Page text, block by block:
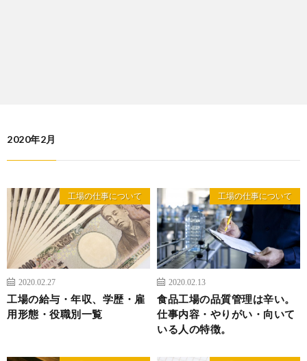
2020年2月
工場の仕事について
2020.02.27
工場の給与・年収、学歴・雇
用形態・役職別一覧
工場の仕事について
2020.02.13
食品工場の品質管理は辛い。
仕事内容・やりがい・向いて
いる人の特徴。